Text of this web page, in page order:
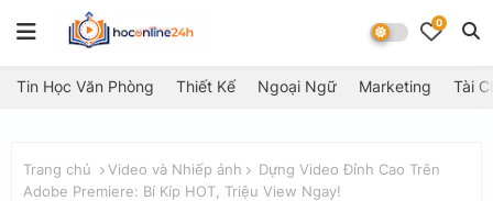
0
Tin Học Văn Phòng Thiết Kế Ngoại Ngữ Marketing Tài
Trang chủ Video và Nhiếp ảnh
Dựng Video Đỉnh Cao Trên
Adobe Premiere: Bí Kíp HOT, Triệu View Ngay!